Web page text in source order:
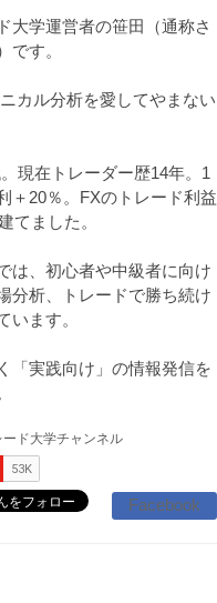
大学運営者の笹田（通称さ
です。
カル分析を愛してやまない
現在トレーダー歴14年。1
＋20％。FXのトレード利益
てました。
は、初心者や中級者に向け
分析、トレードで勝ち続け
います。
「実践向け」の情報発信を
Facebook